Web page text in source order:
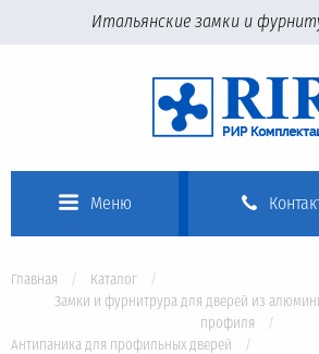
Итальянские замки и
Меню
Главная
Каталог
Замки и фурнитрура для дверей из
профиля
Антипаника для профильных дверей